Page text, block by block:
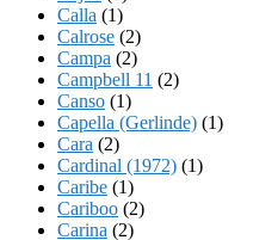
Calla (1)
Calrose (2)
Campa (2)
Campbell 11 (2)
Canso (1)
Capella (Gerlinde) (1)
Cara (2)
Cardinal (1972) (1)
Caribe (1)
Cariboo (2)
Carina (2)